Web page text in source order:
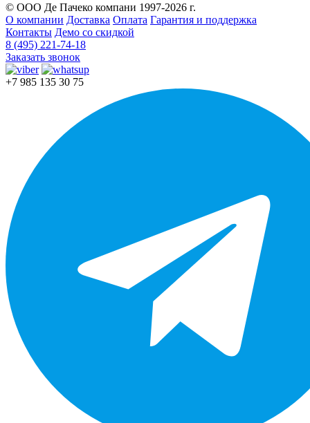
© ООО Де Пачеко компани 1997-2026 г.
О компании Доставка Оплата Гарантия и поддержка
Контакты Демо со скидкой
8 (495) 221-74-18
Заказать звонок
+7 985 135 30 75